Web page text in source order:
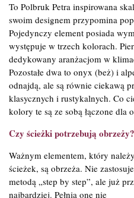
To Polbruk Petra inspirowana
swoim designem przypomina
Pojedynczy element posiada
występuje w trzech kolorach.
dedykowany aranżacjom w
Pozostałe dwa to onyx (beż) i
odnajdą, ale są równie ciekawą
klasycznych i rustykalnych. Co
kolory te są ze sobą łączone dla
Czy ścieżki potrzebują obrzeży?
Ważnym elementem, który
ścieżek, są obrzeża. Nie
metodą „step by step”, ale już
najbardziej. Pełnią one nie